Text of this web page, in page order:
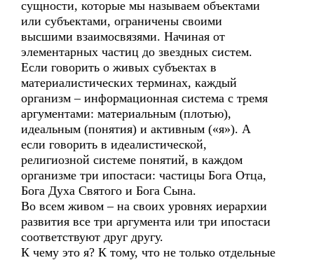
сущности, которые мы называем объектами
или субъектами, ограничены своими
высшими взаимосвязями. Начиная от
элементарных частиц до звездных систем.
Если говорить о живых субъектах в
материалистических терминах, каждый
организм – информационная система с тремя
аргументами: материальным (плотью),
идеальным (понятия) и активным («я»). А
если говорить в идеалистической,
религиозной системе понятий, в каждом
организме три ипостаси: частицы Бога Отца,
Бога Духа Святого и Бога Сына.
Во всем живом – на своих уровнях иерархии
развития все три аргумента или три ипостаси
соответствуют друг другу.
К чему это я? К тому, что не только отдельные